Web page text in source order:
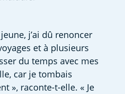
j’ai dû renoncer
et à plusieurs
du temps avec mes
car je tombais
», raconte-t-elle. « Je